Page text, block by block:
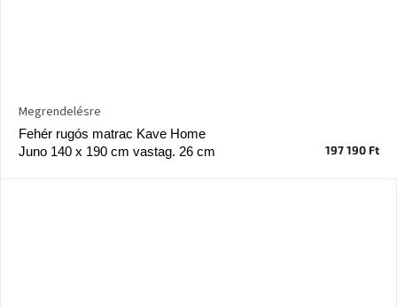
Fehér rugós matrac Kave Home
Juno 140 x 190 cm vastag. 26 cm
Megrendelésre
197 190 Ft